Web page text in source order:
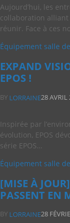
Aujourd’hui, les
collaboration
réunir. Face à ces
Équipement salle
EXPAND
EPOS !
BY LORRAINE28 AVRIL
Inspirée par
évolution, EPOS
série EPOS…
Équipement salle
[MISE À
PASSENT EN
BY LORRAINE28